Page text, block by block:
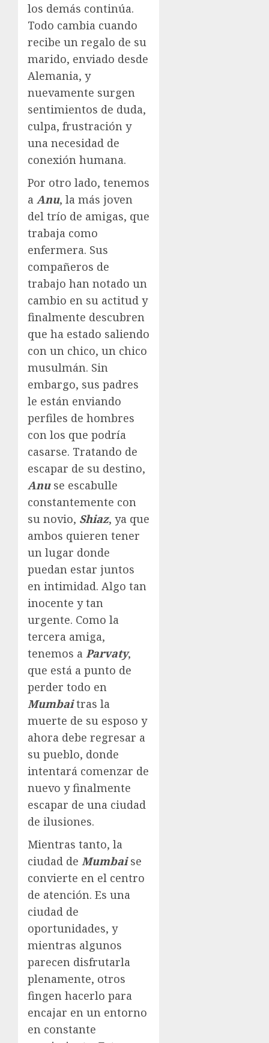
los demás continúa.
Todo cambia cuando
recibe un regalo de su
marido, enviado desde
Alemania, y
nuevamente surgen
sentimientos de duda,
culpa, frustración y
una necesidad de
conexión humana.
Por otro lado, tenemos
a Anu, la más joven
del trío de amigas, que
trabaja como
enfermera. Sus
compañeros de
trabajo han notado un
cambio en su actitud y
finalmente descubren
que ha estado saliendo
con un chico, un chico
musulmán. Sin
embargo, sus padres
le están enviando
perfiles de hombres
con los que podría
casarse. Tratando de
escapar de su destino,
Anuse escabulle
constantemente con
su novio, Shiaz, ya que
ambos quieren tener
un lugar donde
puedan estar juntos
en intimidad. Algo tan
inocente y tan
urgente. Como la
tercera amiga,
tenemos a Parvaty,
que está a punto de
perder todo en
Mumbaitras la
muerte de su esposo y
ahora debe regresar a
su pueblo, donde
intentará comenzar de
nuevo y finalmente
escapar de una ciudad
de ilusiones.
Mientras tanto, la
ciudad de Mumbaise
convierte en el centro
de atención. Es una
ciudad de
oportunidades, y
mientras algunos
parecen disfrutarla
plenamente, otros
fingen hacerlo para
encajar en un entorno
en constante